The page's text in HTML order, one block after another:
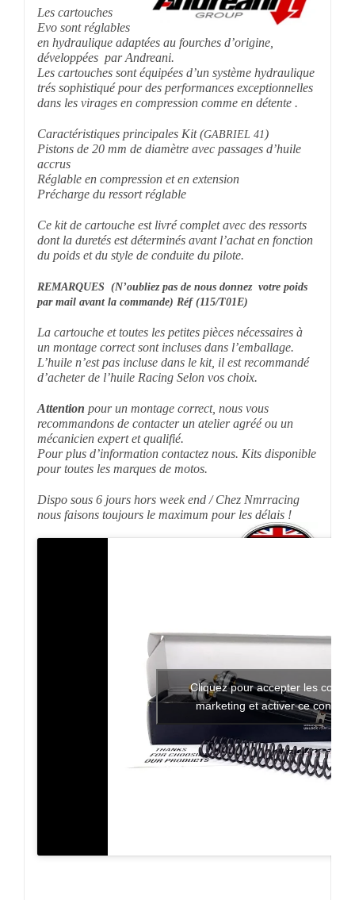
Les cartouches
Evo sont réglables
en hydraulique adaptées au fourches d’origine,
développées par Andreani.
Les cartouches sont équipées d’un système hydraulique
trés sophistiqué pour des performances exceptionnelles
dans les virages en compression comme en détente
Caractéristiques principales Kit (GABRIEL 41 )
Pistons de 20 mm de diamètre avec passages d’huile
accrus
Réglable en compression et en extension
Précharge du ressort réglable
Ce kit de cartouche est livré complet avec des ressorts
dont la duretés est déterminés avant l’achat en fonction
du poids et du style de conduite du pilote.
REMARQUES (N’oubliez pas de nous donnez votre poids
par mail avant la commande) Réf (115/T01E)
La cartouche et toutes les petites pièces nécessaires à
un montage correct sont incluses dans l’emballage.
L’huile n’est pas incluse dans le kit, il est recommandé
d’acheter de l’huile Racing Selon vos choix.
Attention pour un montage correct, nous vous
recommandons de contacter un atelier agréé ou un
mécanicien expert et qualifié.
Pour plus d’information contactez nous. Kits disponible
pour toutes les marques de motos.
Dispo sous 6 jours hors week end / Chez Nmrracing
nous faisons toujours le maximum pour les délais !
Cliquez pour accepter les
marketing et activer ce contenu